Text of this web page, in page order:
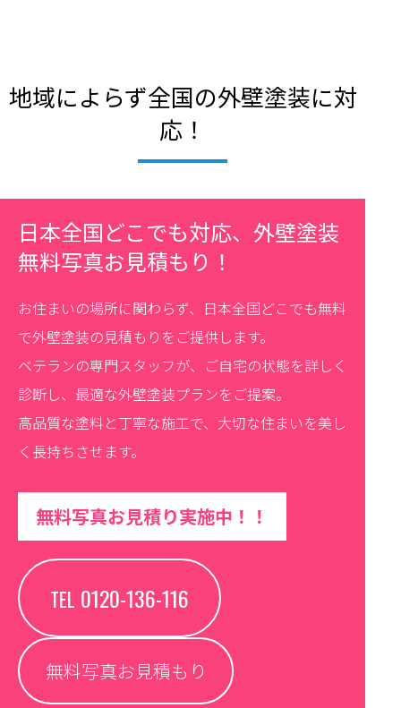
地域によらず全国の外壁塗装に対
応！
日本全国どこでも対応、外壁塗装
無料写真お見積もり！
お住まいの場所に関わらず、日本全国どこでも無料
で外壁塗装の見積もりをご提供します。
ベテランの専門スタッフが、ご自宅の状態を詳しく
診断し、最適な外壁塗装プランをご提案。
高品質な塗料と丁寧な施工で、大切な住まいを美し
く長持ちさせます。
無料写真お見積り実施中！！
TEL 0120-136-116
無料写真お見積もり